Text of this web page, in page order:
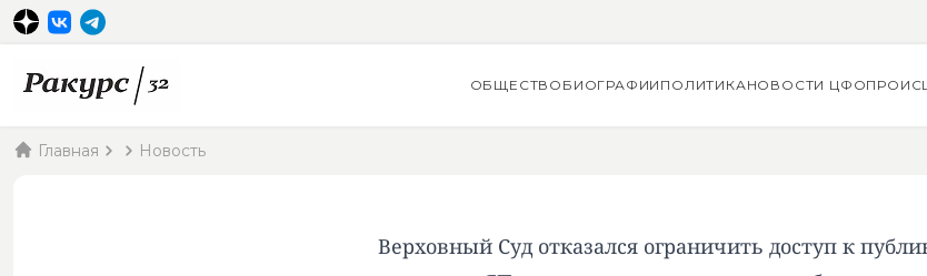
ОБЩЕСТВО БИОГРАФИИ ПОЛИТИКАНОВОСТИ ЦФО
Главная Новость
Верховный Суд отказался ограничить доступ к